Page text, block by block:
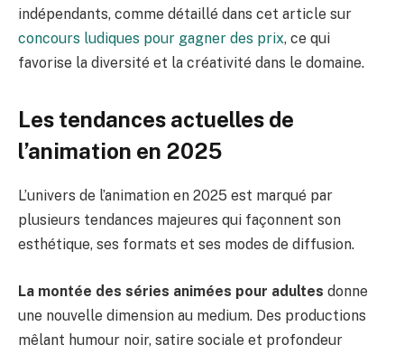
indépendants, comme détaillé dans cet article sur
concours ludiques pour gagner des prix, ce qui
favorise la diversité et la créativité dans le domaine.
Les tendances actuelles de
l’animation en 2025
L’univers de l’animation en 2025 est marqué par
plusieurs tendances majeures qui façonnent son
esthétique, ses formats et ses modes de diffusion.
La montée des séries animées pour adultes donne
une nouvelle dimension au medium. Des productions
mêlant humour noir, satire sociale et profondeur